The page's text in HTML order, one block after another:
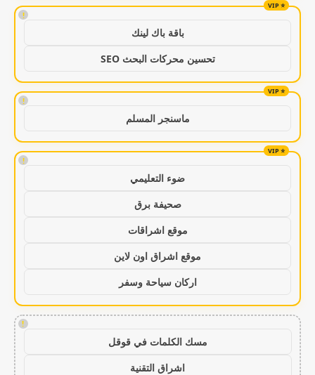
!
باقة باك لينك
تحسين محركات البحث SEO
!
ماسنجر المسلم
!
ضوء التعليمي
صحيفة برق
موقع اشراقات
موقع اشراق اون لاين
اركان سياحة وسفر
!
مسك الكلمات في قوقل
اشراق التقنية